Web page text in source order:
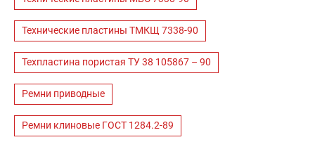
Технические пластины ТМКЩ 7338-90
Техпластина пористая ТУ 38 105867 – 90
Ремни приводные
Ремни клиновые ГОСТ 1284.2-89